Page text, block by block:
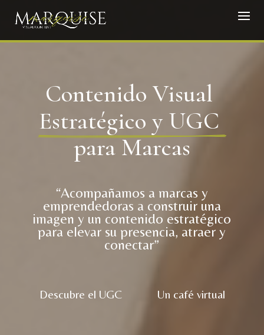
Contenido Visual
Estratégico y UGC
para Marcas
“Acompañamos a marcas y
emprendedoras a construir una
imagen y un contenido estratégico
para elevar su presencia, atraer y
conectar”
Descubre el UGC Un café virtual